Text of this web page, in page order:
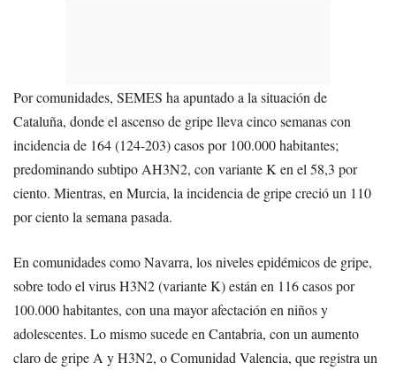
Por comunidades, SEMES ha apuntado a la situación de
Cataluña, donde el ascenso de gripe lleva cinco semanas con
incidencia de 164 (124-203) casos por 100.000 habitantes;
predominando subtipo AH3N2, con variante K en el 58,3 por
ciento. Mientras, en Murcia, la incidencia de gripe creció un 110
por ciento la semana pasada.
En comunidades como Navarra, los niveles epidémicos de gripe,
sobre todo el virus H3N2 (variante K) están en 116 casos por
100.000 habitantes, con una mayor afectación en niños y
adolescentes. Lo mismo sucede en Cantabria, con un aumento
claro de gripe A y H3N2, o Comunidad Valencia, que registra un